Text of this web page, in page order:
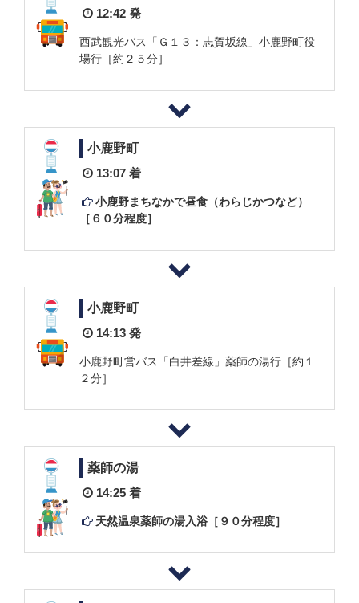
12:42 発
西武観光バス「Ｇ１３：志賀坂線」小鹿野町役
場行［約２５分］
小鹿野町
13:07 着
小鹿野まちなかで昼食（わらじかつなど）
［６０分程度］
小鹿野町
14:13 発
小鹿野町営バス「白井差線」薬師の湯行［約１
２分］
薬師の湯
14:25 着
天然温泉薬師の湯入浴［９０分程度］